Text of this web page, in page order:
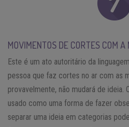
MOVIMENTOS DE CORTES COM A
Este é um ato autoritário da
pessoa que faz cortes no ar com as
provavelmente, não mudará de ideia.
usado como uma forma de fazer
separar uma ideia em categorias